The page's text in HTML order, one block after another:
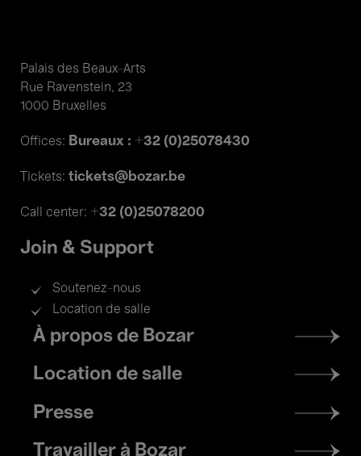
Palais des Beaux-Arts
Rue Ravenstein, 23
1000 Bruxelles
Offices: Bureaux : +32 (0)25078430
Tickets: tickets@bozar.be
Call center: +32 (0)25078200
Join & Support
Soutenez-nous
Location de salle
Footer
menu
À propos de Bozar
Location de salle
Presse
Travailler à Bozar